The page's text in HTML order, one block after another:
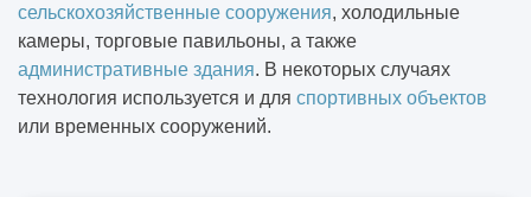
сельскохозяйственные сооружения, холодильные
камеры, торговые павильоны, а также
административные здания. В некоторых случаях
технология используется и для спортивных объектов
или временных сооружений.